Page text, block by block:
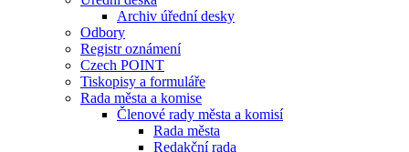
Archiv úřední desky
Odbory
Registr oznámení
Czech POINT
Tiskopisy a formuláře
Rada města a komise
Členové rady města a komisí
Rada města
Redakční rada